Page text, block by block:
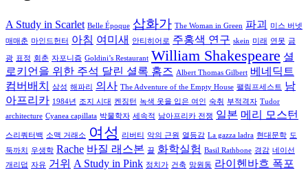
A Study in Scarlet Belle Époque 삽화가 The Woman in Green 파괴
미스 버넷
매매춘 마인드헌터 아침 여미새 안티히어로 주홍색 연구 skein 미래 연못 금
광 표정 회춘 자포니즘 Goldini’s Restaurant William Shakespeare 셜
로키언을 위한 주석 달린 셜록 홈즈 Albert Thomas Gilbert 베네딕트
컴버배치
삼성 해파리 의사 The Adventure of the Empty House 팰림프세스트
남
아프리카 1984년 조지 시대 켄징턴 녹색 옷을 입은 여인 숙취 부적격자 Tudor
architecture Cyanea capillata 박물학자 세속적 남아프리카 전쟁 일본 메리 모스턴
스리쿼터백 소맥 거래소 여성 리버티 악의 근원 열등감 La gazza ladra 현대문학 도
둑까치
우생학 Rache 바질 래스본 끌 화학실험 Basil Rathbone 경감 네이선
개리덥 자유 거위 A Study in Pink 정치가 건축 망원동 라이헨바흐 폭포